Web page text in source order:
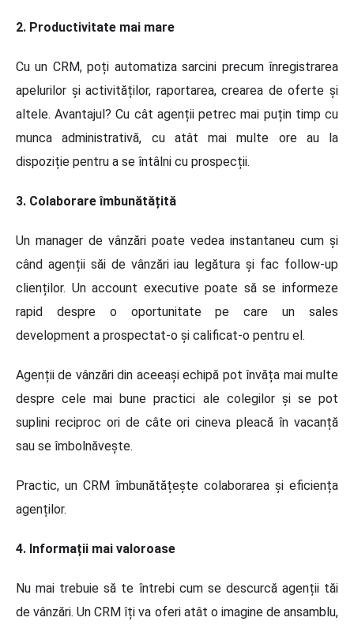
2. Productivitate mai mare
Cu un CRM, poți automatiza sarcini precum înregistrarea
apelurilor și activităților, raportarea, crearea de oferte și
altele. Avantajul? Cu cât agenții petrec mai puțin timp cu
munca administrativă, cu atât mai multe ore au la
dispoziție pentru a se întâlni cu prospecții.
3. Colaborare îmbunătățită
Un manager de vânzări poate vedea instantaneu cum și
când agenții săi de vânzări iau legătura și fac follow-up
clienților. Un account executive poate să se informeze
rapid despre o oportunitate pe care un sales
development a prospectat-o și calificat-o pentru el.
Agenții de vânzări din aceeași echipă pot învăța mai multe
despre cele mai bune practici ale colegilor și se pot
suplini reciproc ori de câte ori cineva pleacă în vacanță
sau se îmbolnăvește.
Practic, un CRM îmbunătățește colaborarea și eficiența
agenților.
4. Informații mai valoroase
Nu mai trebuie să te întrebi cum se descurcă agenții tăi
de vânzări. Un CRM îți va oferi atât o imagine de ansamblu,